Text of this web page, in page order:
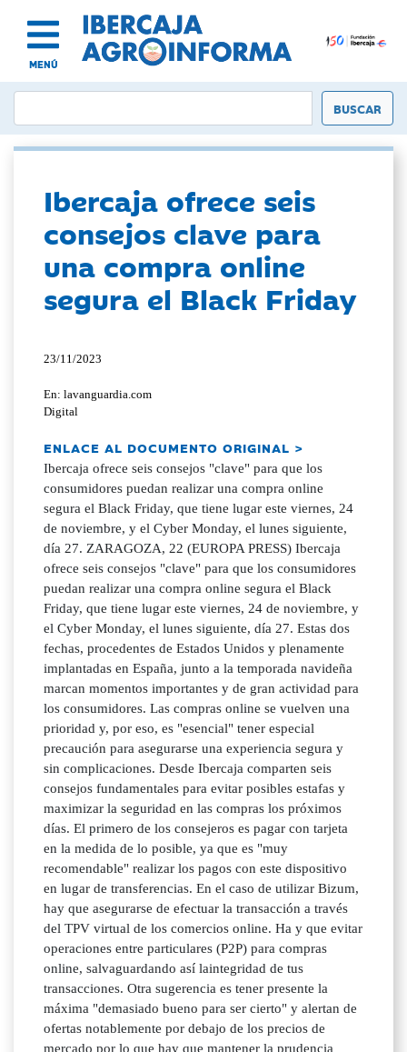
MENÚ
Ibercaja ofrece seis
consejos clave para
una compra online
segura el Black Friday
23/11/2023
En: lavanguardia.com
Digital
ENLACE AL DOCUMENTO ORIGINAL >
Ibercaja ofrece seis consejos "clave" para que los
consumidores puedan realizar una compra online
segura el Black Friday, que tiene lugar este viernes, 24
de noviembre, y el Cyber Monday, el lunes siguiente,
día 27. ZARAGOZA, 22 (EUROPA PRESS) Ibercaja
ofrece seis consejos "clave" para que los consumidores
puedan realizar una compra online segura el Black
Friday, que tiene lugar este viernes, 24 de noviembre, y
el Cyber Monday, el lunes siguiente, día 27. Estas dos
fechas, procedentes de Estados Unidos y plenamente
implantadas en España, junto a la temporada navideña
marcan momentos importantes y de gran actividad para
los consumidores. Las compras online se vuelven una
prioridad y, por eso, es "esencial" tener especial
precaución para asegurarse una experiencia segura y
sin complicaciones. Desde Ibercaja comparten seis
consejos fundamentales para evitar posibles estafas y
maximizar la seguridad en las compras los próximos
días. El primero de los consejeros es pagar con tarjeta
en la medida de lo posible, ya que es "muy
recomendable" realizar los pagos con este dispositivo
en lugar de transferencias. En el caso de utilizar Bizum,
hay que asegurarse de efectuar la transacción a través
del TPV virtual de los comercios online. Ha y que evitar
operaciones entre particulares (P2P) para compras
online, salvaguardando así laintegridad de tus
transacciones. Otra sugerencia es tener presente la
máxima "demasiado bueno para ser cierto" y alertan de
ofertas notablemente por debajo de los precios de
mercado por lo que hay que mantener la prudencia